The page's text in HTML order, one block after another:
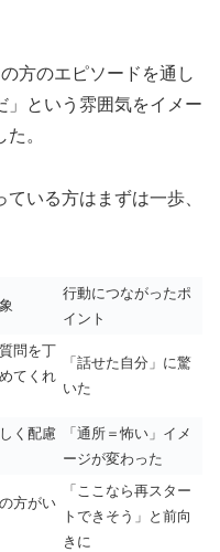
方のエピソードを通し
」という雰囲気をイメー
。
いる方はまずは一歩、
行動につながったポ
イント
問を丁
てくれ
「話せた自分」に驚
いた
く配慮
「通所＝怖い」イメ
ージが変わった
方がい
「ここなら再スター
トできそう」と前向
きに